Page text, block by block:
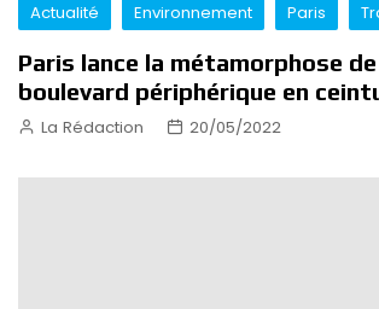
Actualité Environnement Paris
Paris lance la métamorphose
boulevard périphérique en
La Rédaction 20/05/2022